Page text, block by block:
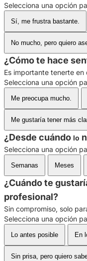
Selecciona una opción
Sí, me frustra bastante.
No mucho, pero quiero
¿Cómo te hace
Es importante tenerte
Selecciona una opción
Me preocupa mucho.
Me gustaría tener más
¿Desde cuándo lo
Selecciona una opción
Semanas Meses
¿Cuándo te
profesional?
Sin compromiso, solo
Selecciona una opción
Lo antes posible En
Sin prisa, pero quiero